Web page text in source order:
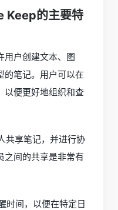
Keep的主要特
用户创建文本、图
的笔记。用户可以在
以便更好地组织和查
共享笔记，并进行协
之间的共享是非常有
时间，以便在特定日